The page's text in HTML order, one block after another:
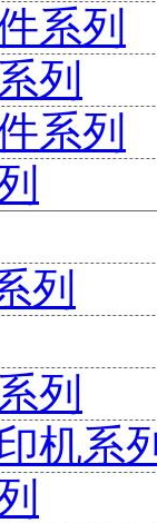
系列
列
系列
列
列
机系